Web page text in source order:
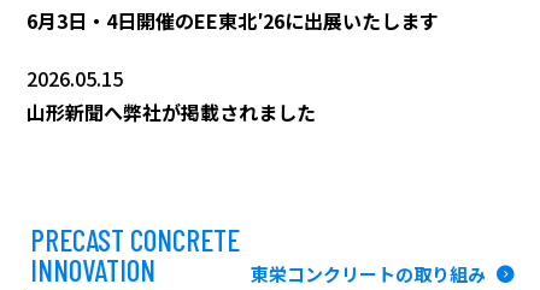
6月3日・4日開催のEE東北′26に出展いたします
2026.05.15
山形新聞へ弊社が掲載されました
PRECAST CONCRETE
INNOVATION
東栄コンクリートの取り組み